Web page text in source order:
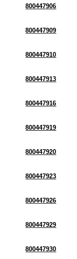
800447906
800447909
800447910
800447913
800447916
800447919
800447920
800447923
800447926
800447929
800447930